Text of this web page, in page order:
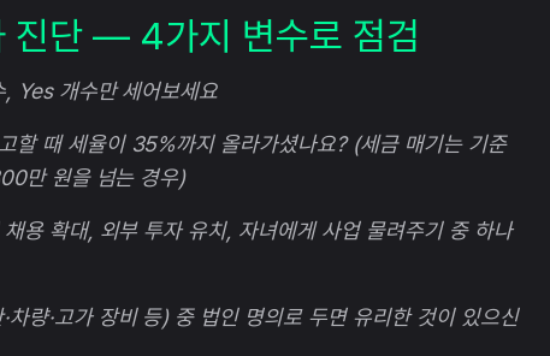
진단 — 4가지 변수로 점검
Yes 개수만 세어보세요
할 때 세율이 35%까지 올라가셨나요? (세금 매기는 기준
만 원을 넘는 경우)
용 확대, 외부 투자 유치, 자녀에게 사업 물려주기 중 하나
차량·고가 장비 등) 중 법인 명의로 두면 유리한 것이 있으신